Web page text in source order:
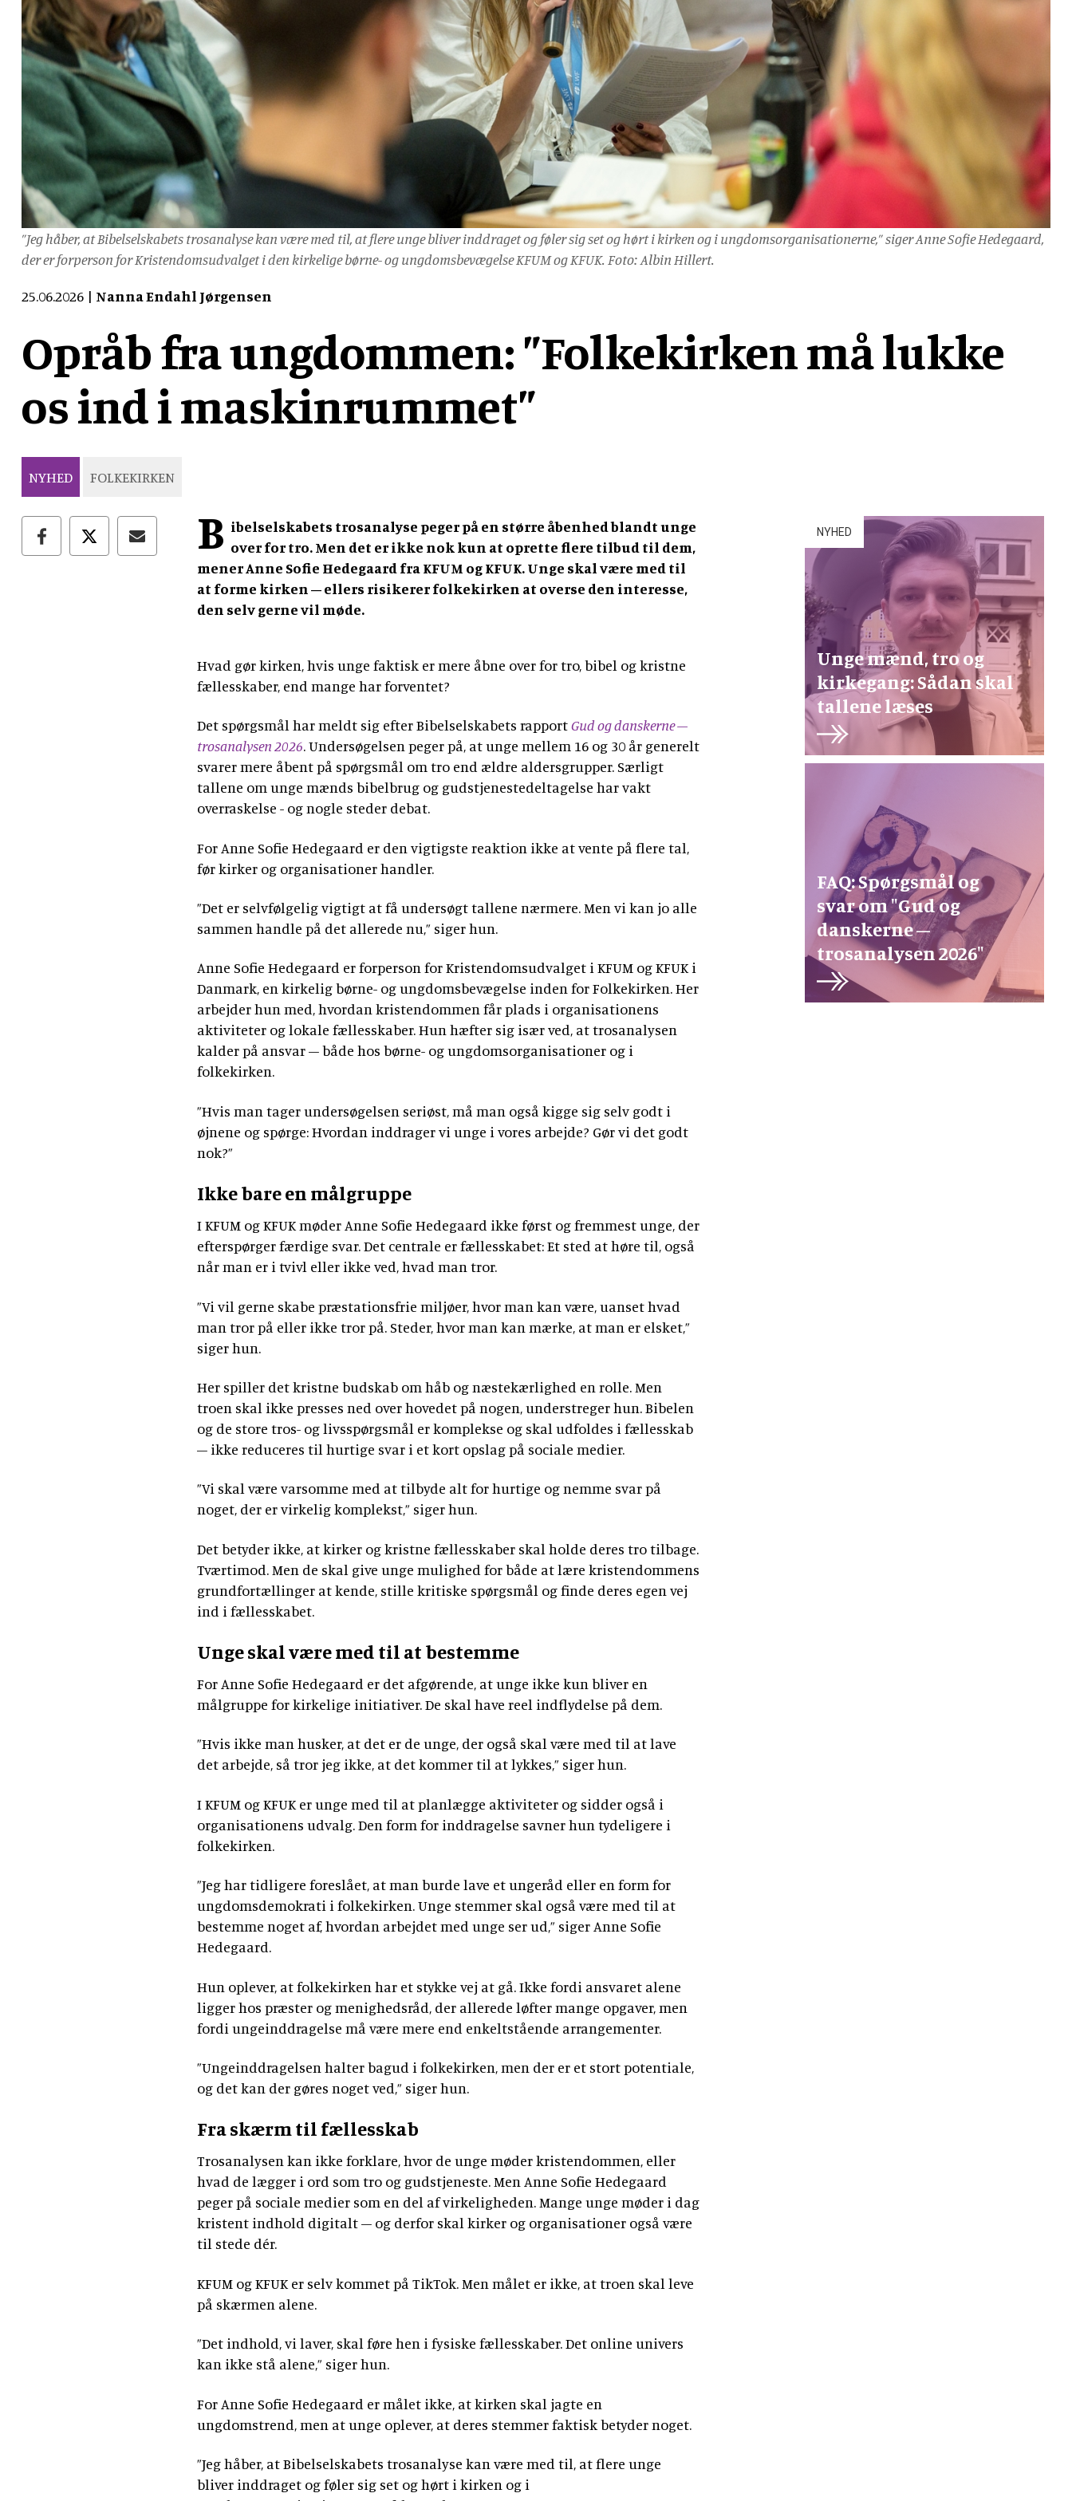
Prædiketekster
Kommende
prædiketekst
2026
2027
Udforsk
Bibelen
2020
i
fællesskab
tidsskrift
om
Bibelen
Opskrifter
Book
et
foredrag
om
Jesus'
lignelser
og
gaver
Dåbsgaver
Gud
og
danskerne
–
trosanalysen
2026
Bibellæseplanen
tilsendt
Download
Bibellæseplanen
Bibliana
–
tidsskrift
”Jeg håber, at Bibelselskabets trosanalyse kan være med til, at flere unge bliver inddraget og føler sig set og hørt i kirken og i ungdomsorganisationerne,” siger Anne Sofie Hedegaard,
der er forperson for Kristendomsudvalget i den kirkelige børne- og ungdomsbevægelse KFUM og KFUK. Foto: Albin Hillert.
25.06.2026 Nanna Endahl Jørgensen
Opråb fra ungdommen: ”Folkekirken må lukke
os ind i maskinrummet”
NYHED FOLKEKIRKEN
B ibelselskabets trosanalyse peger på en større åbenhed blandt unge
over for tro. Men det er ikke nok kun at oprette flere tilbud til dem,
mener Anne Sofie Hedegaard fra KFUM og KFUK. Unge skal være med til
at forme kirken – ellers risikerer folkekirken at overse den interesse,
den selv gerne vil møde.
Hvad gør kirken, hvis unge faktisk er mere åbne over for tro, bibel og kristne
fællesskaber, end mange har forventet?
Det spørgsmål har meldt sig efter Bibelselskabets rapportGud og danskerne –
trosanalysen 2026. Undersøgelsen peger på, at unge mellem 16 og 30 år generelt
svarer mere åbent på spørgsmål om tro end ældre aldersgrupper. Særligt
tallene om unge mænds bibelbrug og gudstjenestedeltagelse har vakt
overraskelse - og nogle steder debat.
For Anne Sofie Hedegaard er den vigtigste reaktion ikke at vente på flere tal,
før kirker og organisationer handler.
”Det er selvfølgelig vigtigt at få undersøgt tallene nærmere. Men vi kan jo alle
sammen handle på det allerede nu,” siger hun.
Anne Sofie Hedegaard er forperson for Kristendomsudvalget i KFUM og KFUK i
Danmark, en kirkelig børne- og ungdomsbevægelse inden for Folkekirken. Her
arbejder hun med, hvordan kristendommen får plads i organisationens
aktiviteter og lokale fællesskaber. Hun hæfter sig især ved, at trosanalysen
kalder på ansvar – både hos børne- og ungdomsorganisationer og i
folkekirken.
”Hvis man tager undersøgelsen seriøst, må man også kigge sig selv godt i
øjnene og spørge: Hvordan inddrager vi unge i vores arbejde? Gør vi det godt
nok?”
Ikke bare en målgruppe
I KFUM og KFUK møder Anne Sofie Hedegaard ikke først og fremmest unge, der
efterspørger færdige svar. Det centrale er fællesskabet: Et sted at høre til, også
når man er i tvivl eller ikke ved, hvad man tror.
”Vi vil gerne skabe præstationsfrie miljøer, hvor man kan være, uanset hvad
man tror på eller ikke tror på. Steder, hvor man kan mærke, at man er elsket,”
siger hun.
Her spiller det kristne budskab om håb og næstekærlighed en rolle. Men
troen skal ikke presses ned over hovedet på nogen, understreger hun. Bibelen
og de store tros- og livsspørgsmål er komplekse og skal udfoldes i fællesskab
– ikke reduceres til hurtige svar i et kort opslag på sociale medier.
”Vi skal være varsomme med at tilbyde alt for hurtige og nemme svar på
noget, der er virkelig komplekst,” siger hun.
Det betyder ikke, at kirker og kristne fællesskaber skal holde deres tro tilbage.
Tværtimod. Men de skal give unge mulighed for både at lære kristendommens
grundfortællinger at kende, stille kritiske spørgsmål og finde deres egen vej
ind i fællesskabet.
Unge skal være med til at bestemme
For Anne Sofie Hedegaard er det afgørende, at unge ikke kun bliver en
målgruppe for kirkelige initiativer. De skal have reel indflydelse på dem.
”Hvis ikke man husker, at det er de unge, der også skal være med til at lave
det arbejde, så tror jeg ikke, at det kommer til at lykkes,” siger hun.
I KFUM og KFUK er unge med til at planlægge aktiviteter og sidder også i
organisationens udvalg. Den form for inddragelse savner hun tydeligere i
folkekirken.
”Jeg har tidligere foreslået, at man burde lave et ungeråd eller en form for
ungdomsdemokrati i folkekirken. Unge stemmer skal også være med til at
bestemme noget af, hvordan arbejdet med unge ser ud,” siger Anne Sofie
Hedegaard.
Hun oplever, at folkekirken har et stykke vej at gå. Ikke fordi ansvaret alene
ligger hos præster og menighedsråd, der allerede løfter mange opgaver, men
fordi ungeinddragelse må være mere end enkeltstående arrangementer.
”Ungeinddragelsen halter bagud i folkekirken, men der er et stort potentiale,
og det kan der gøres noget ved,” siger hun.
Fra skærm til fællesskab
Trosanalysen kan ikke forklare, hvor de unge møder kristendommen, eller
hvad de lægger i ord som tro og gudstjeneste. Men Anne Sofie Hedegaard
peger på sociale medier som en del af virkeligheden. Mange unge møder i dag
kristent indhold digitalt – og derfor skal kirker og organisationer også være
til stede dér.
KFUM og KFUK er selv kommet på TikTok. Men målet er ikke, at troen skal leve
på skærmen alene.
”Det indhold, vi laver, skal føre hen i fysiske fællesskaber. Det online univers
kan ikke stå alene,” siger hun.
For Anne Sofie Hedegaard er målet ikke, at kirken skal jagte en
ungdomstrend, men at unge oplever, at deres stemmer faktisk betyder noget.
”Jeg håber, at Bibelselskabets trosanalyse kan være med til, at flere unge
bliver inddraget og føler sig set og hørt i kirken og i
NYHED
Unge mænd, tro og
kirkegang: Sådan skal
tallene læses
FAQ: Spørgsmål og
svar om "Gud og
danskerne –
trosanalysen 2026"